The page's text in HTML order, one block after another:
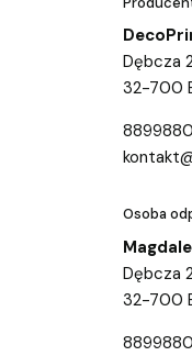
Dębcza
32-700
Osoba
Dębcza
32-700